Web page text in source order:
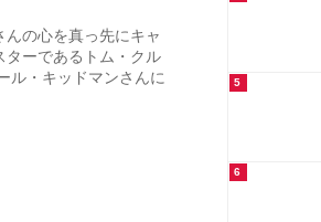
の心を真っ先にキャ
ターであるトム・クル
ル・キッドマンさんに
5
6